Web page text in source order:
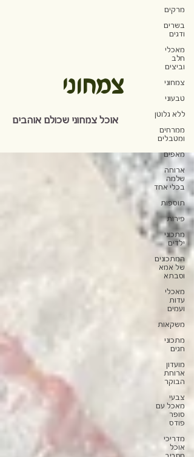
מרקים
בשרים
ודגים
מאכלי
חלב
וביצים
צמחוני
טבעוני
ללא גלוטן
ממרחים
ומטבלים
מאפים
ארוחה
שלמה
בכלי אחד
תוספות
פירות
מתכוני
ילדים
המתכונים
של אמא
וסבתא
מאכלי
עדות
ועמים
משקאות
מתכוני
חגים
מועדון
ארוחת
הבוקר
צבעי
מאכל עם
סופר
פודס
מדריכי
אוכל
צמחוני
אוכל צמחוני שכולם אוהבים